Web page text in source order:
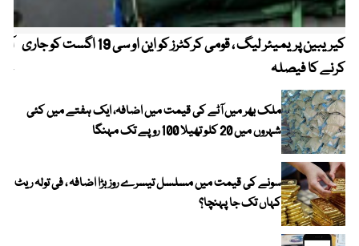
کیریبین پریمیئر لیگ ، قومی کرکٹرز کو این او سی 19 اگست کو جاری
کرنے کا فیصلہ
ملک بھر میں آٹے کی قیمت میں اضافہ، ایک ہفتے میں کئی
شہروں میں 20 کلو تھیلا 100 روپے تک مہنگا
سونے کی قیمت میں مسلسل تیسرے روز بڑا اضافہ ، فی تولہ ریٹ
کہاں تک جا پہنچا؟